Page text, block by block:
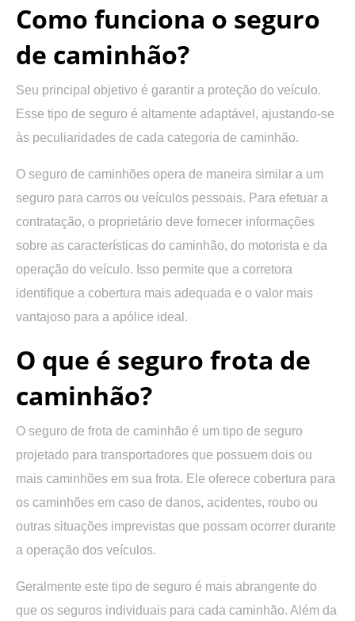
Como funciona o seguro
de caminhão?
Seu principal objetivo é garantir a proteção do veículo.
Esse tipo de seguro é altamente adaptável, ajustando-se
às peculiaridades de cada categoria de caminhão.
O seguro de caminhões opera de maneira similar a um
seguro para carros ou veículos pessoais. Para efetuar a
contratação, o proprietário deve fornecer informações
sobre as características do caminhão, do motorista e da
operação do veículo. Isso permite que a corretora
identifique a cobertura mais adequada e o valor mais
vantajoso para a apólice ideal.
O que é seguro frota de
caminhão?
O seguro de frota de caminhão é um tipo de seguro
projetado para transportadores que possuem dois ou
mais caminhões em sua frota. Ele oferece cobertura para
os caminhões em caso de danos, acidentes, roubo ou
outras situações imprevistas que possam ocorrer durante
a operação dos veículos.
Geralmente este tipo de seguro é mais abrangente do
que os seguros individuais para cada caminhão. Além da